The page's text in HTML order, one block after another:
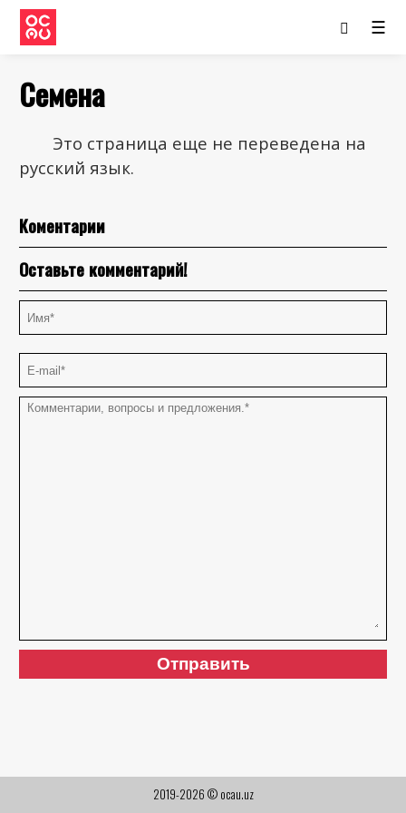
☰
Семена
Это страница еще не переведена на
русский язык.
Коментарии
Оставьте комментарий!
2019-2026 © ocau.uz